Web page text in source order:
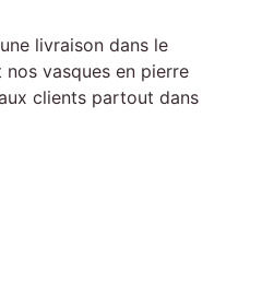
livraison dans le
vasques en pierre
clients partout dans